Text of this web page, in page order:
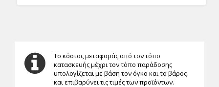
Το κόστος μεταφοράς από τον τόπο
κατασκευής μέχρι τον τόπο παράδοσης
υπολογίζεται με βάση τον όγκο και το βάρος
και επιβαρύνει τις τιμές των προϊόντων.